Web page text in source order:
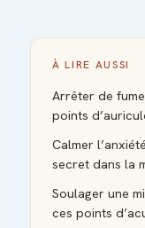
À LIRE AUSSI
Arrêter de
points
Calmer
secret dans la
Soulager une
ces points